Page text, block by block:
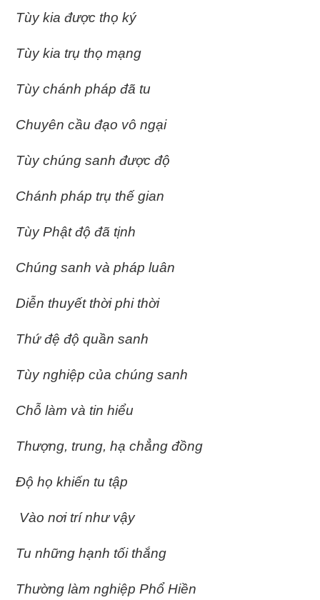
Tùy kia được thọ ký
Tùy kia trụ thọ mạng
Tùy chánh pháp đã tu
Chuyên cầu đạo vô ngại
Tùy chúng sanh được độ
Chánh pháp trụ thế gian
Tùy Phật độ đã tịnh
Chúng sanh và pháp luân
Diễn thuyết thời phi thời
Thứ đệ độ quần sanh
Tùy nghiệp của chúng sanh
Chỗ làm và tin hiểu
Thượng, trung, hạ chẳng đồng
Ðộ họ khiến tu tập
Vào nơi trí như vậy
Tu những hạnh tối thắng
Thường làm nghiệp Phổ Hiền